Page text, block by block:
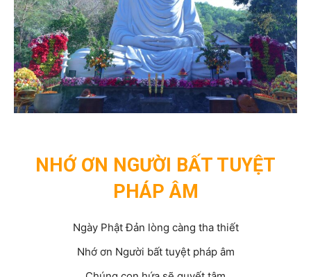
NHỚ ƠN NGƯỜI BẤT TUYỆT
PHÁP ÂM
Ngày Phật Đản lòng càng tha thiết
Nhớ ơn Người bất tuyệt pháp âm